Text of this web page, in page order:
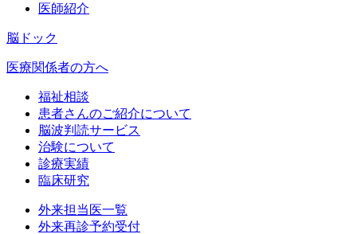
医師紹介
脳ドック
医療関係者の方へ
福祉相談
患者さんのご紹介について
脳波判読サービス
治験について
診療実績
臨床研究
外来担当医一覧
外来再診予約受付